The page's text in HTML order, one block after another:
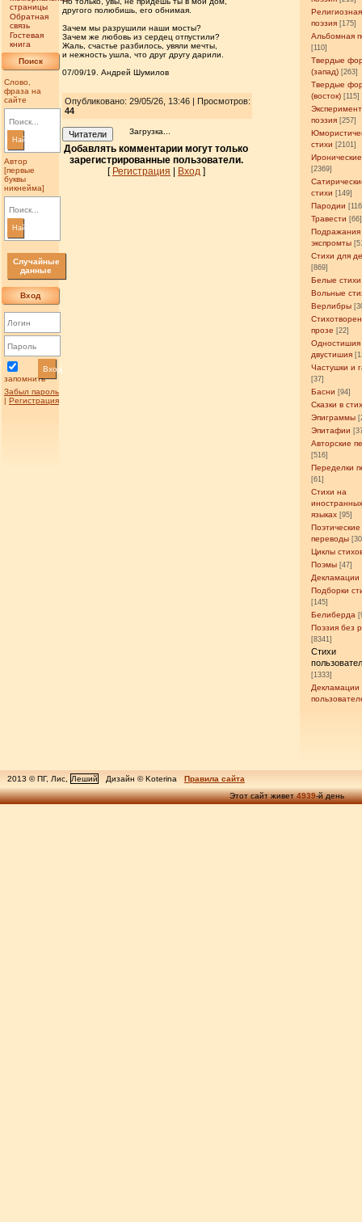
страницы
Обратная
связь
Гостевая
книга
Поиск
Слово,
фраза на
сайте
Найти
Автор
[первые
буквы
никнейма]
Найти
Случайные
данные
Вход
запомнить
Вход
Забыл пароль
| Регистрация
Религиозная
поэзия [175]
Альбомная
[110]
Твердые
(запад) [263]
Твердые
(восток) [115]
поэзия [257]
стихи [2101]
[2369]
стихи [149]
Пародии
Травести [66]
Подражания
экспромты
Стихи для
[869]
Белые стихи
Вольные
Верлибры
прозе [22]
Одностишия
двустишия
Частушки и
[37]
Басни [94]
Сказки в
Эпиграммы
Эпитафии
Авторские
[516]
Переделки
[61]
Стихи на
языках [95]
Поэтические
переводы
Циклы
Поэмы [47]
Декламации
Подборки
[145]
Белиберда
Поэзия без
[8341]
Стихи
[1333]
Декламации
другого полюбишь, его обнимая.
Зачем мы разрушили наши мосты?
Зачем же любовь из сердец отпустили?
Жаль, счастье разбилось, увяли мечты,
и нежность ушла, что друг другу дарили.
07/09/19. Андрей Шумилов
Опубликовано: 29/05/26, 13:46 | Просмотров:
44
Читатели Загрузка...
Добавлять комментарии могут только
зарегистрированные пользователи.
[ Регистрация Вход]
2013 © ПГ, Лис, Леший Дизайн © Koterina
Правила сайта
Этот сайт живет4939-й день